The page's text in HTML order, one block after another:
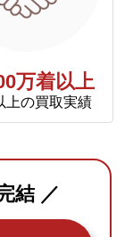
万着以上
上の買取実績
結 ／